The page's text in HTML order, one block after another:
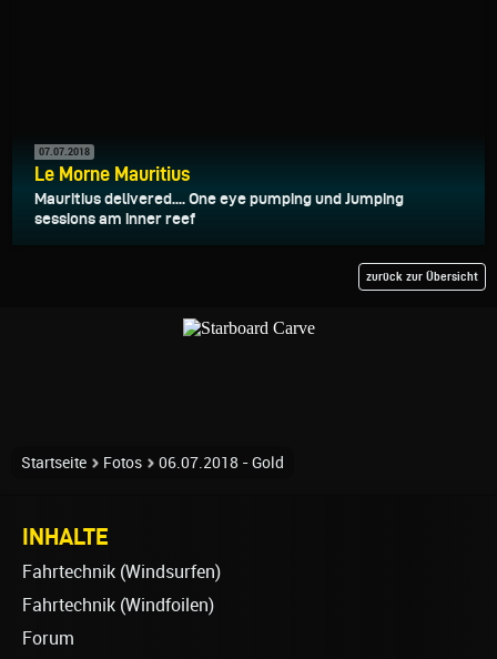
07.07.2018
Le Morne Mauritius
Mauritius delivered.... One eye pumping und Jumping
sessions am inner reef
zurück zur Übersicht
Startseite Fotos 06.07.2018 - Gold
INHALTE
Fahrtechnik (Windsurfen)
Fahrtechnik (Windfoilen)
Forum